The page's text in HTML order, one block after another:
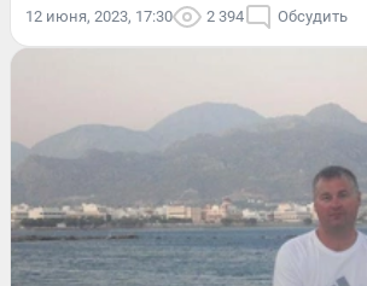
12 июня, 2023, 17:30 2 394 Обсудить